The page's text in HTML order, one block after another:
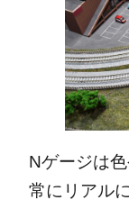
Nゲージは
常にリアル